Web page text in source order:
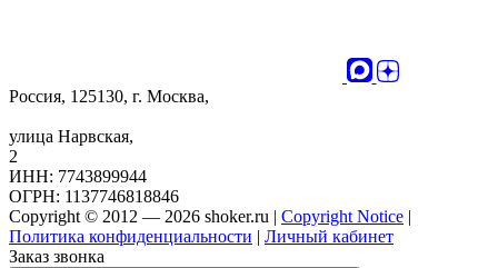
Россия, 125130, г. Москва,
улица Нарвская,
2
ИНН: 7743899944
ОГРН: 1137746818846
Copyright © 2012 — 2026 shoker.ru | Copyright Notice |
Политика конфиденциальности | Личный кабинет
Заказ звонка